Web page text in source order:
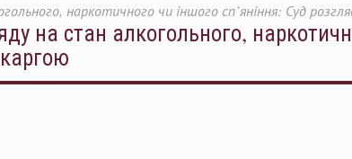
наркотичного чи іншого сп’яніння: Суд
на стан алкогольного,